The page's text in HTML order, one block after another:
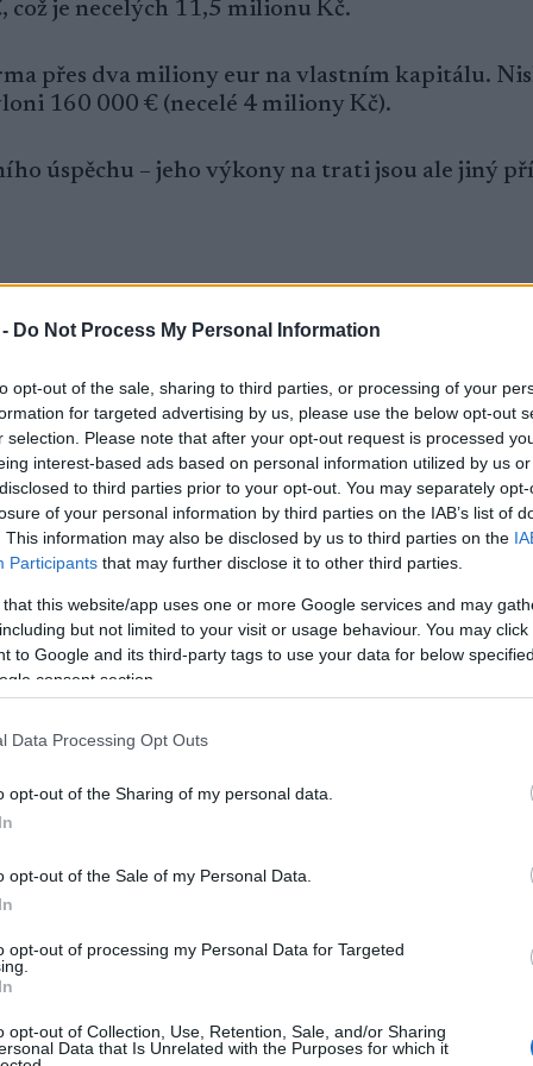
Do Not Process My Personal Information
opt-out of the sale, sharing to third parties, or processing of your
for targeted advertising by us, please use the below opt-out
selection. Please note that after your opt-out request is processed
interest-based ads based on personal information utilized by us
to third parties prior to your opt-out. You may separately
of your personal information by third parties on the IAB’s list of
This information may also be disclosed by us to third parties on the
Participants that may further disclose it to other third parties.
that this website/app uses one or more Google services and may
but not limited to your visit or usage behaviour. You may
to Google and its third-party tags to use your data for below
consent section.
Data Processing Opt Outs
opt-out of the Sharing of my personal data.
opt-out of the Sale of my Personal Data.
opt-out of processing my Personal Data for Targeted
opt-out of Collection, Use, Retention, Sale, and/or Sharing
Data that Is Unrelated with the Purposes for which it
je necelých 11,5 milionu Kč.
přes dva miliony eur na vlastním kapitálu.
160 000 € (necelé 4 miliony Kč).
úspěchu – jeho výkony na trati jsou ale jiný
světa v Trondheimu. Letos se zúčastnil
místem ve skiatlonu jako nejlepším
chce dokázat, že mezi špičku stále patří.
po několika sezónách soukromého tréninku
a k týmu se připojoval jen na závody
trenérský tým. Nově ho vedou švédský trenér
který má na kontě řadu úspěchů. Jen
týmu.
řekl finský lyžař a dodal: „Cítím, že Joakim má
přinést něco nového a jiného.“
Po šesti letech končí spolupráci s firmou
vyšla pravda ven
byla pro Iivo Niskanena zklamáním. Foto:
NordicFocus